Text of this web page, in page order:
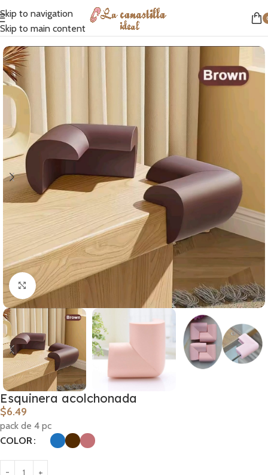
Skip to navigation
Skip to main content
Inicio/Seguridad/Esquineras
Clic para ampliar
Esquinera acolchonada
$6.49
pack de 4 pc
COLOR